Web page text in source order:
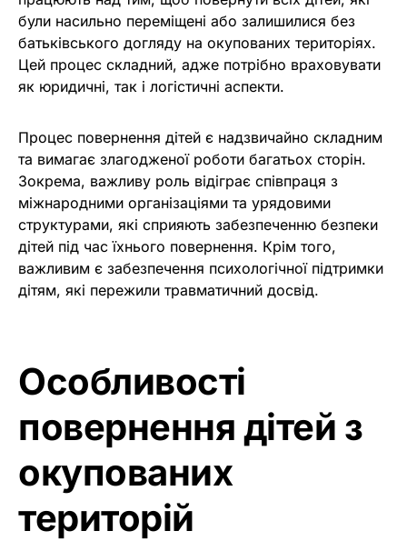
були насильно переміщені або залишилися без
батьківського догляду на окупованих територіях.
Цей процес складний, адже потрібно враховувати
як юридичні, так і логістичні аспекти.
Процес повернення дітей є надзвичайно складним
та вимагає злагодженої роботи багатьох сторін.
Зокрема, важливу роль відіграє співпраця з
міжнародними організаціями та урядовими
структурами, які сприяють забезпеченню безпеки
дітей під час їхнього повернення. Крім того,
важливим є забезпечення психологічної підтримки
дітям, які пережили травматичний досвід.
Особливості
повернення дітей з
окупованих
територій